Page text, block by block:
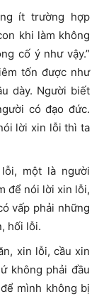
ít trường hợp
khi làm không
cố ý như vậy.”
tốn được như
dày. Người biết
có đạo đức.
lời xin lỗi thì ta
một là người
để nói lời xin lỗi,
vấp phải những
hối lỗi.
xin lỗi, cầu xin
không phải đầu
mình không bị